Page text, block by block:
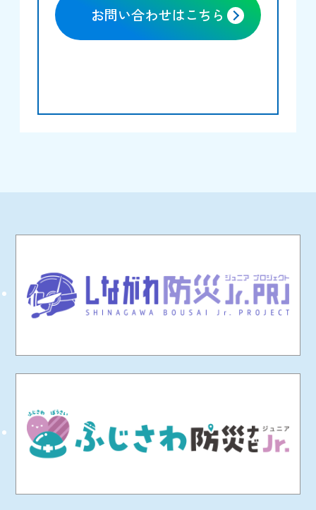
お問い合わせはこちら